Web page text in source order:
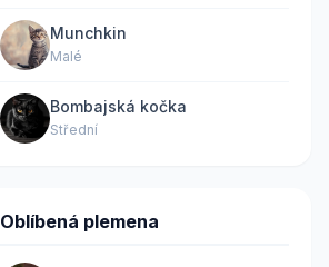
Munchkin
Malé
Bombajská kočka
Střední
Oblíbená plemena